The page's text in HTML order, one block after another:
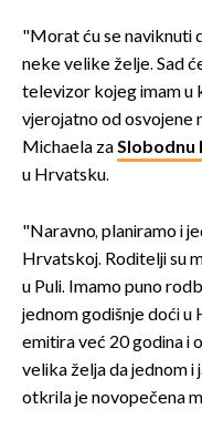
"Morat ću se naviknuti
neke velike želje. Sad
televizor kojeg imam u
vjerojatno od osvojene
Michaela zaSlobodnu
u Hrvatsku.
"Naravno, planiramo i
Hrvatskoj. Roditelji su
u Puli. Imamo puno
jednom godišnje doći u
emitira već 20 godina i
velika želja da jednom i
otkrila je novopečena